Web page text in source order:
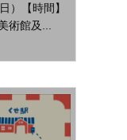
）【時間】
術館及...